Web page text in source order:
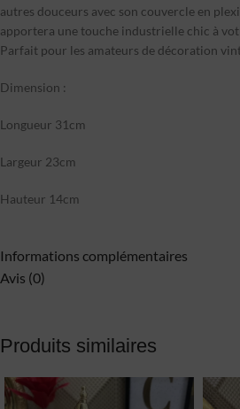
autres douceurs avec son couvercle en
apportera une touche industrielle chic à
Parfait pour les amateurs de décoration
Dimension :
Longueur 31cm
Largeur 23cm
Hauteur 14cm
Informations complémentaires
Avis (0)
Produits similaires